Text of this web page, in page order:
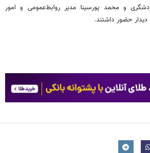
و محمد پورسینا مدیر روابط‌عمومی و امور
دیدار حضور داشتند.